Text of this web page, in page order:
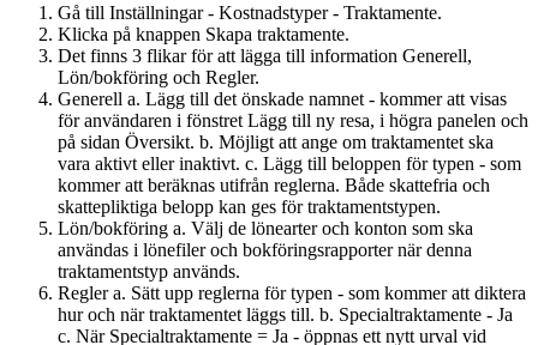
Gå till Inställningar - Kostnadstyper - Traktamente.
Klicka på knappen Skapa traktamente.
Det finns 3 flikar för att lägga till information Generell,
Lön/bokföring och Regler.
Generell a. Lägg till det önskade namnet - kommer att visas
för användaren i fönstret Lägg till ny resa, i högra panelen och
på sidan Översikt. b. Möjligt att ange om traktamentet ska
vara aktivt eller inaktivt. c. Lägg till beloppen för typen - som
kommer att beräknas utifrån reglerna. Både skattefria och
skattepliktiga belopp kan ges för traktamentstypen.
Lön/bokföring a. Välj de lönearter och konton som ska
användas i lönefiler och bokföringsrapporter när denna
traktamentstyp används.
Regler a. Sätt upp reglerna för typen - som kommer att diktera
hur och när traktamentet läggs till. b. Specialtraktamente - Ja
c. När Specialtraktamente = Ja - öppnas ett nytt urval vid